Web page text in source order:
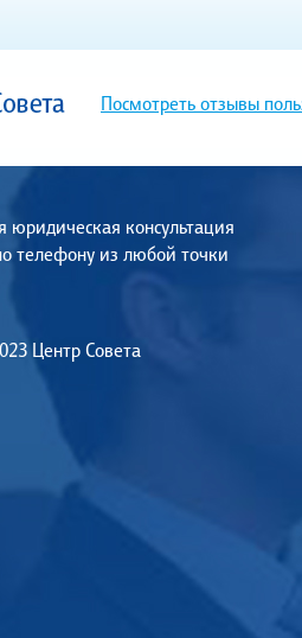
Посмотреть отзывы
юридическая консультация
телефону из любой точки
Центр Совета